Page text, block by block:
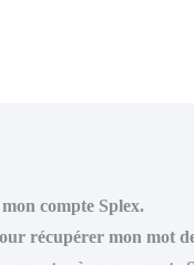
compte Splex.
récupérer mon mot